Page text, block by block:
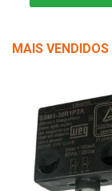
MAIS VENDIDOS